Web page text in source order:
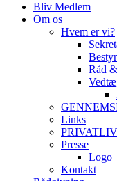
Bliv Medlem
Om os
Hvem er vi?
Råd
Links
Presse
Logo
Kontakt